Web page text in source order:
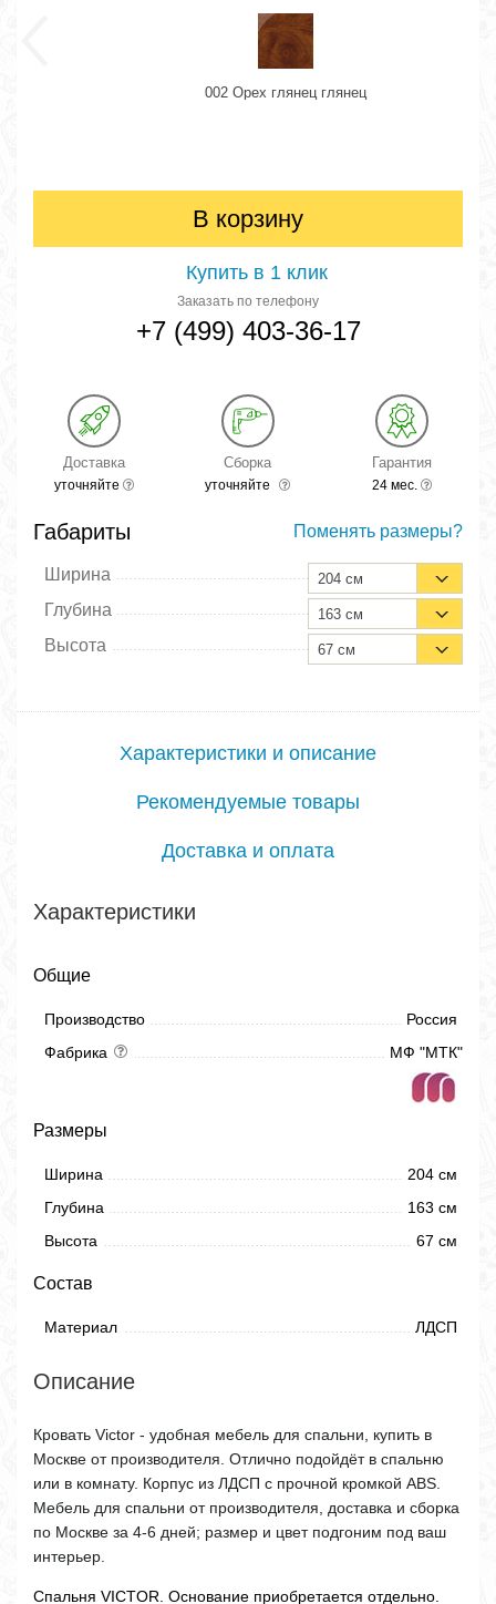
002 Орех глянец глянец
В корзину
Купить в 1 клик
Заказать по телефону
+7 (499) 403-36-17
Доставка
уточняйте
Сборка
уточняйте
Гарантия
24 мес.
Габариты Поменять размеры?
Ширина 204 см
Глубина 163 см
Высота 67 см
Характеристики и описание
Рекомендуемые товары
Доставка и оплата
Характеристики
Общие
Производство
Россия
Фабрика
МФ "МТК"
Размеры
Ширина
204 см
Глубина
163 см
Высота
67 см
Состав
Материал ЛДСП
Описание
Кровать Victor - удобная мебель для спальни, купить в
Москве от производителя. Отлично подойдёт в спальню
или в комнату. Корпус из ЛДСП с прочной кромкой ABS.
Мебель для спальни от производителя, доставка и сборка
по Москве за 4-6 дней; размер и цвет подгоним под ваш
интерьер.
Спальня VICTOR. Основание приобретается отдельно.